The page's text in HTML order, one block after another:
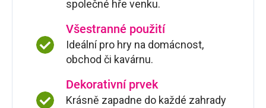
společné hře venku.
Všestranné použití
Ideální pro hry na domácnost,
obchod či kavárnu.
Dekorativní prvek
Krásně zapadne do každé zahrady